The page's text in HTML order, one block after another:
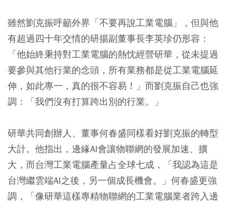
雖然劉克振呼籲外界「不要再說工業電腦」，但與他
有超過四十年交情的研揚副董事長李英珍仍形容：
「他始終秉持對工業電腦的熱忱經營研華，從未提過
要參與其他行業的念頭，所有業務都是從工業電腦延
伸，如此專一，真的很不容易！」而劉克振自己也強
調：「我們沒有打算跨出別的行業。」
研華共同創辦人、董事何春盛同樣看好劉克振的轉型
大計。他指出，邊緣AI會讓物聯網的發展加速、擴
大，而台灣工業電腦產量占全球七成，「我認為這是
台灣繼雲端AI之後，另一個成長機會。」何春盛更強
調，「像研華這樣專精物聯網的工業電腦業者跨入邊